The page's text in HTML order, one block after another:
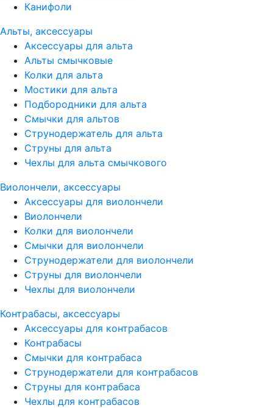
Канифоли
Альты, аксессуары
Аксессуары для альта
Альты смычковые
Колки для альта
Мостики для альта
Подбородники для альта
Смычки для альтов
Струнодержатель для альта
Струны для альта
Чехлы для альта смычкового
Виолончели, аксессуары
Аксессуары для виолончели
Виолончели
Колки для виолончели
Смычки для виолончели
Струнодержатели для виолончели
Струны для виолончели
Чехлы для виолончели
Контрабасы, аксессуары
Аксессуары для контрабасов
Контрабасы
Смычки для контрабаса
Струнодержатели для контрабасов
Струны для контрабаса
Чехлы для контрабасов